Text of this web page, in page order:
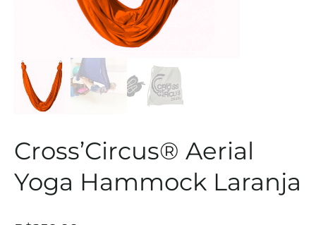
Cross’Circus® Aerial
Yoga Hammock Laranja